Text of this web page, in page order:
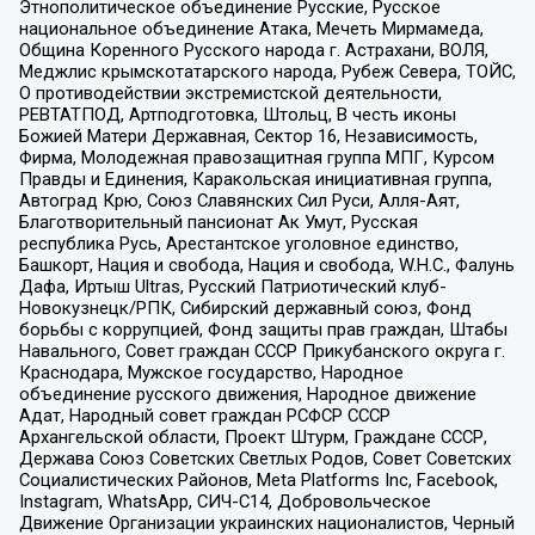
Этнополитическое объединение Русские, Русское
национальное объединение Атака, Мечеть Мирмамеда,
Община Коренного Русского народа г. Астрахани, ВОЛЯ,
Меджлис крымскотатарского народа, Рубеж Севера, ТОЙС,
О противодействии экстремистской деятельности,
РЕВТАТПОД, Артподготовка, Штольц, В честь иконы
Божией Матери Державная, Сектор 16, Независимость,
Фирма, Молодежная правозащитная группа МПГ, Курсом
Правды и Единения, Каракольская инициативная группа,
Автоград Крю, Союз Славянских Сил Руси, Алля-Аят,
Благотворительный пансионат Ак Умут, Русская
республика Русь, Арестантское уголовное единство,
Башкорт, Нация и свобода, Нация и свобода, W.H.С., Фалунь
Дафа, Иртыш Ultras, Русский Патриотический клуб-
Новокузнецк/РПК, Сибирский державный союз, Фонд
борьбы с коррупцией, Фонд защиты прав граждан, Штабы
Навального, Совет граждан СССР Прикубанского округа г.
Краснодара, Мужское государство, Народное
объединение русского движения, Народное движение
Адат, Народный совет граждан РСФСР СССР
Архангельской области, Проект Штурм, Граждане СССР,
Держава Союз Советских Светлых Родов, Совет Советских
Социалистических Районов, Meta Platforms Inc, Facebook,
Instagram, WhatsApp, СИЧ-С14, Добровольческое
Движение Организации украинских националистов, Черный